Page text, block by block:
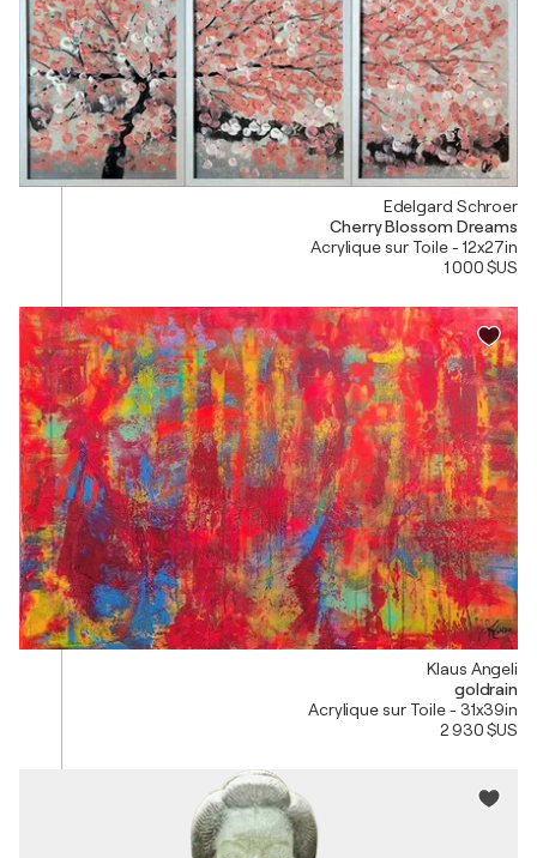
Edelgard Schroer
Cherry Blossom Dreams
Acrylique sur Toile - 12x27in
1 000 $US
Klaus Angeli
goldrain
Acrylique sur Toile - 31x39in
2 930 $US